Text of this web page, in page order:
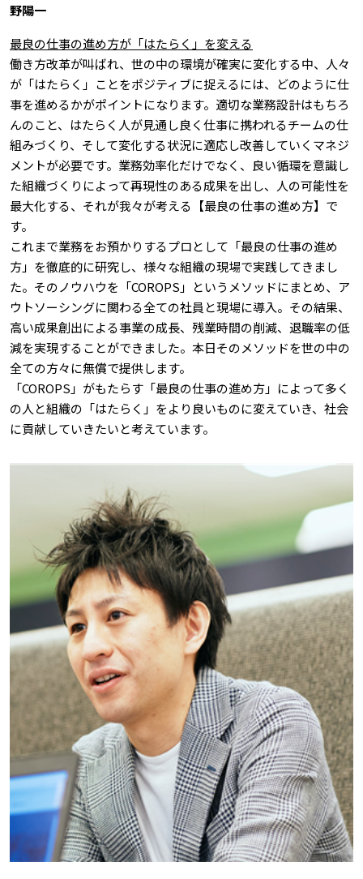
野陽一
最良の仕事の進め方が「はたらく」を変える
働き方改革が叫ばれ、世の中の環境が確実に変化する中、人々
が「はたらく」ことをポジティブに捉えるには、どのように仕
事を進めるかがポイントになります。適切な業務設計はもちろ
んのこと、はたらく人が見通し良く仕事に携われるチームの仕
組みづくり、そして変化する状況に適応し改善していくマネジ
メントが必要です。業務効率化だけでなく、良い循環を意識し
た組織づくりによって再現性のある成果を出し、人の可能性を
最大化する、それが我々が考える【最良の仕事の進め方】で
す。
これまで業務をお預かりするプロとして「最良の仕事の進め
方」を徹底的に研究し、様々な組織の現場で実践してきまし
た。そのノウハウを「COROPS」というメソッドにまとめ、ア
ウトソーシングに関わる全ての社員と現場に導入。その結果、
高い成果創出による事業の成長、残業時間の削減、退職率の低
減を実現することができました。本日そのメソッドを世の中の
全ての方々に無償で提供します。
「COROPS」がもたらす「最良の仕事の進め方」によって多く
の人と組織の「はたらく」をより良いものに変えていき、社会
に貢献していきたいと考えています。